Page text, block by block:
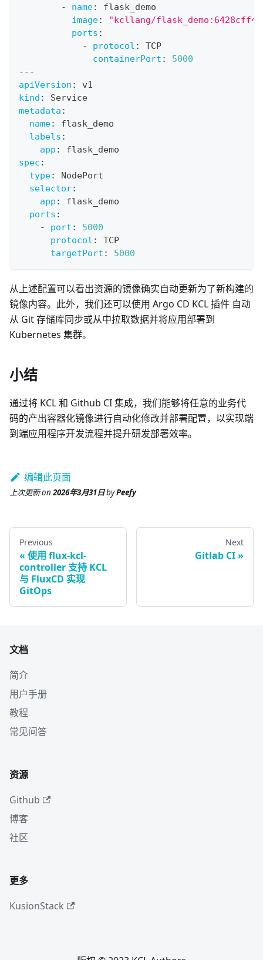
-
name:
flask_demo
image:
"kcllang/
ports :
-
protocol :
TCP
containerPort :
5000
---
apiVersion :
v1
kind :
Service
metadata :
name:
flask_demo
labels :
app :
flask_demo
spec :
type:
NodePort
selector:
app :
flask_demo
ports :
-
port :
5000
protocol :
TCP
targetPort : 5000
从上述配置可以看出资源的镜像确实自动更新为了新构建的
镜像内容。此外，我们还可以使用 Argo CD KCL 插件 自动
从 Git 存储库同步或从中拉取数据并将应用部署到
Kubernetes 集群。
小结
通过将 KCL 和 Github CI 集成，我们能够将任意的业务代
码的产出容器化镜像进行自动化修改并部署配置，以实现端
到端应用程序开发流程并提升研发部署效率。
编辑此页面
上次更新on2026年3月31日byPeefy
Previous
使用 flux-kcl-
controller 支持 KCL
与 FluxCD 实现
GitOps
Next
Gitlab CI
文档
简介
用户手册
教程
常见问答
资源
Github
博客
社区
更多
KusionStack